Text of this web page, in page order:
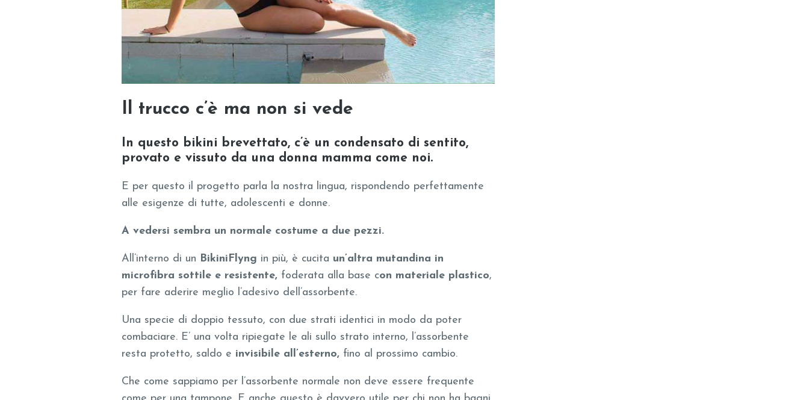
Il trucco c’è ma non si vede
In questo bikini brevettato, c’è un condensato di sentito,
provato e vissuto da una donna mamma come noi.
E per questo il progetto parla la nostra lingua, rispondendo perfettamente
alle esigenze di tutte, adolescenti e donne.
A vedersi sembra un normale costume a due pezzi.
All’interno di un BikiniFlyng in più, è cucita un’altra mutandina in
microfibra sottile e resistente, foderata alla base con materiale plastico,
per fare aderire meglio l’adesivo dell’assorbente.
Una specie di doppio tessuto, con due strati identici in modo da poter
combaciare. E’ una volta ripiegate le ali sullo strato interno, l’assorbente
resta protetto, saldo e invisibile all’esterno, fino al prossimo cambio.
Che come sappiamo per l’assorbente normale non deve essere frequente